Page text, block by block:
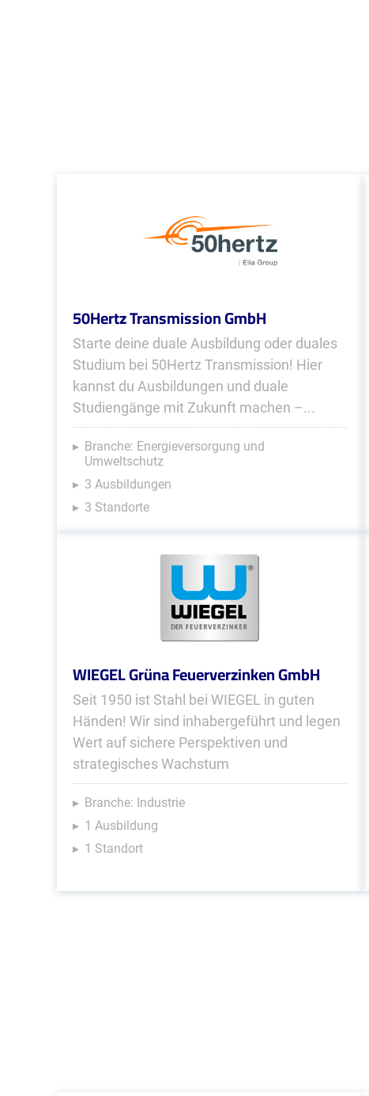
50Hertz Transmission GmbH
Starte deine duale Ausbildung oder duales
Studium bei 50Hertz Transmission! Hier
kannst du Ausbildungen und duale
Studiengänge mit Zukunft machen –...
Branche: Energieversorgung und
Umweltschutz
3 Ausbildungen
3 Standorte
WIEGEL Grüna Feuerverzinken GmbH
Seit 1950 ist Stahl bei WIEGEL in guten
Händen! Wir sind inhaber­geführt und legen
Wert auf sichere Perspektiven und
strategisches Wachs­tum
Branche: Industrie
1 Ausbildung
1 Standort